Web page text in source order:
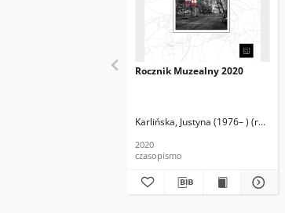
Rocznik Muzealny 2020
Karlińska, Justyna (1976– ) (red.)
2020
czasopismo